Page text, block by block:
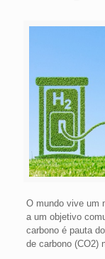
O mundo vive um
a um objetivo
carbono é pauta
de carbono (CO2)